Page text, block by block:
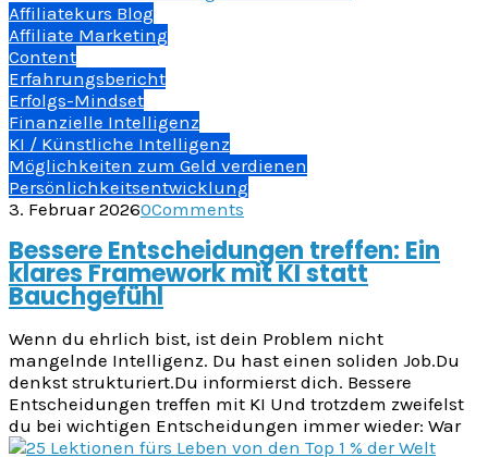
Affiliatekurs Blog
Affiliate Marketing
Content
Erfahrungsbericht
Erfolgs-Mindset
Finanzielle Intelligenz
KI / Künstliche Intelligenz
Möglichkeiten zum Geld verdienen
Persönlichkeitsentwicklung
3. Februar 20260Comments
Bessere Entscheidungen treffen: Ein
klares Framework mit KI statt
Bauchgefühl
Wenn du ehrlich bist, ist dein Problem nicht
mangelnde Intelligenz. Du hast einen soliden Job.Du
denkst strukturiert.Du informierst dich. Bessere
Entscheidungen treffen mit KI Und trotzdem zweifelst
du bei wichtigen Entscheidungen immer wieder: War